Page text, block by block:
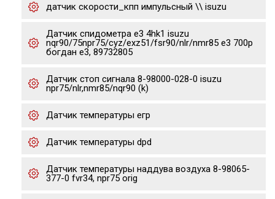
датчик скорости_кпп импульсный \\ isuzu
Датчик спидометра е3 4hk1 isuzu
nqr90/75npr75/cyz/exz51/fsr90/nlr/nmr85 e3 700p
богдан е3, 89732805
Датчик стоп сигнала 8-98000-028-0 isuzu
npr75/nlr,nmr85/nqr90 (k)
Датчик температуры егр
Датчик температуры dpd
Датчик температуры наддува воздуха 8-98065-
377-0 fvr34, npr75 orig